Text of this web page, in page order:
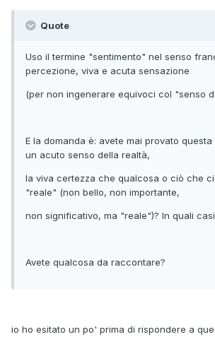
Quote
Uso il termine "sentimento" nel senso
percezione, viva e acuta sensazione
(per non ingenerare equivoci col "senso
E la domanda è: avete mai provato
un acuto senso della realtà,
la viva certezza che qualcosa o ciò che
"reale" (non bello, non importante,
non significativo, ma "reale")? In quali
Avete qualcosa da raccontare?
io ho esitato un po' prima di rispondere a